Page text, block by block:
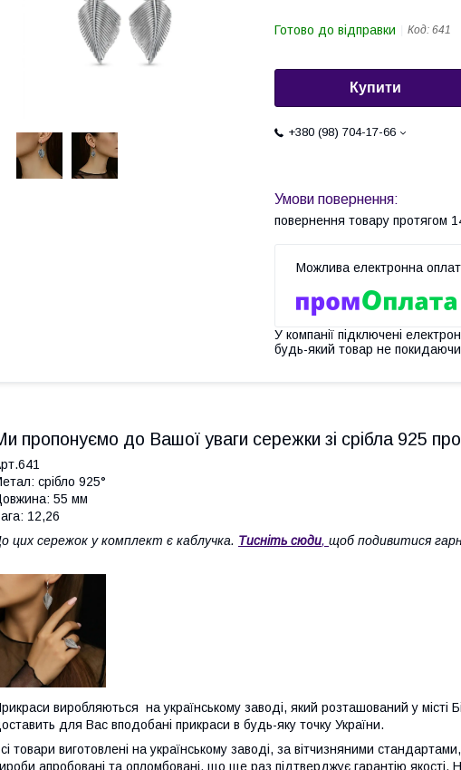
Готово до відправки Код: 641
Купити
+380 (98) 704-17-66
повернення товару протягом
У компанії підключені
будь-який товар не
пропонуємо до Вашої уваги сережки зі срібла 925
срібло 925°
55 мм
12,26
цих сережок у комплект є каблучка. Тисніть сюди, щоб подивитися
виробляються на українському заводі, який розташований у місті
для Вас вподобані прикраси в будь-яку точку України.
товари виготовлені на українському заводі, за вітчизняними
апробовані та опломбовані, що ще раз підтверджує гарантію якості.